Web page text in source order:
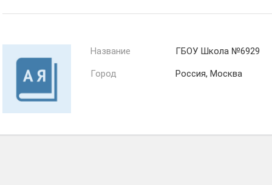
Название ГБОУ Школа №6929
Город Россия, Москва